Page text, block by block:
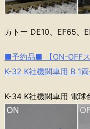
カトー DE10、EF65、
■予約品■ 【ON-OFF
K-32 K社機関車用 B 1両
K-34 K社機関車用 電球